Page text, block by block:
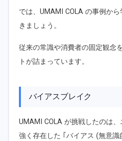
では、UMAMI COLA の事例か
きましょう。
従来の常識や消費者の固定観念
トが詰まっています。
バイアスブレイク
UMAMI COLA が挑戦したのは
強く存在した ｢バイアス (無意